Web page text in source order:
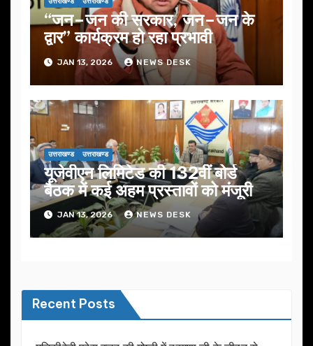
उत्तराखण्ड उत्तराखण्ड
“जन–जन की सरकार, जन–जन के
द्वार” कार्यक्रम हो रहा प्रभावी
JAN 13, 2026 NEWS DESK
उत्तराखण्ड उत्तराखण्ड
यूजेवीएन लिमिटेड की 132वीं बोर्ड
बैठक में कई अहम प्रस्तावों को मंजूरी
JAN 13, 2026 NEWS DESK
Recent Posts